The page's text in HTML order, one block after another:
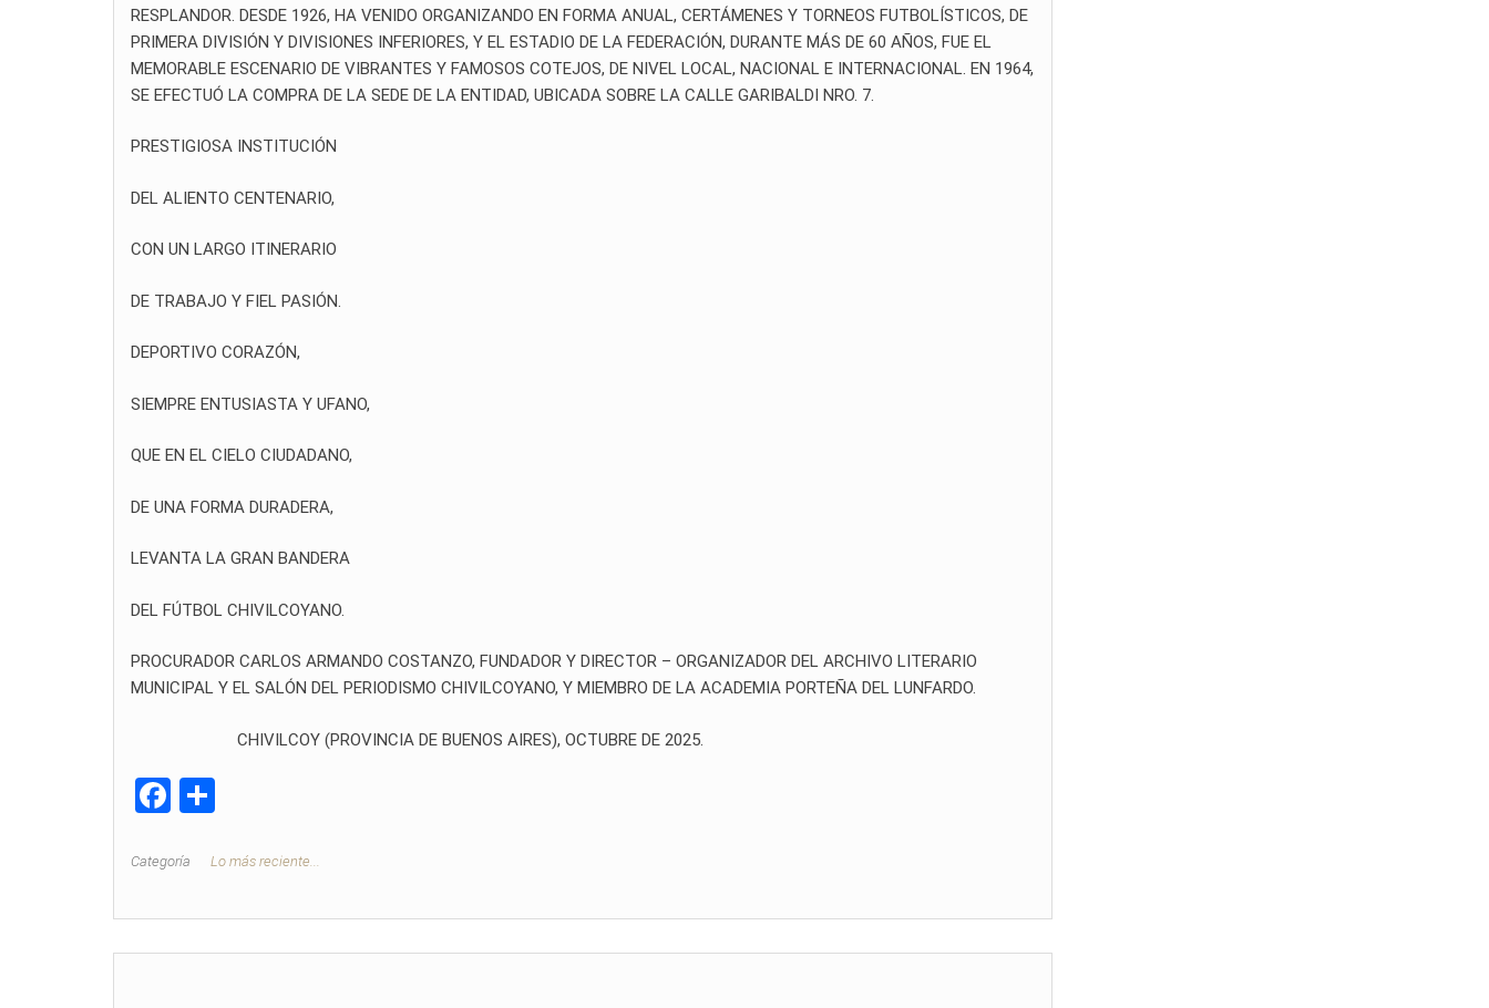
RESPLANDOR. DESDE 1926, HA VENIDO ORGANIZANDO EN FORMA ANUAL, CERTÁMENES Y TORNEOS FUTBOLÍSTICOS, DE
PRIMERA DIVISIÓN Y DIVISIONES INFERIORES, Y EL ESTADIO DE LA FEDERACIÓN, DURANTE MÁS DE 60 AÑOS, FUE EL
MEMORABLE ESCENARIO DE VIBRANTES Y FAMOSOS COTEJOS, DE NIVEL LOCAL, NACIONAL E INTERNACIONAL. EN 1964,
SE EFECTUÓ LA COMPRA DE LA SEDE DE LA ENTIDAD, UBICADA SOBRE LA CALLE GARIBALDI NRO. 7.
PRESTIGIOSA INSTITUCIÓN
DEL ALIENTO CENTENARIO,
CON UN LARGO ITINERARIO
DE TRABAJO Y FIEL PASIÓN.
DEPORTIVO CORAZÓN,
SIEMPRE ENTUSIASTA Y UFANO,
QUE EN EL CIELO CIUDADANO,
DE UNA FORMA DURADERA,
LEVANTA LA GRAN BANDERA
DEL FÚTBOL CHIVILCOYANO.
PROCURADOR CARLOS ARMANDO COSTANZO, FUNDADOR Y DIRECTOR – ORGANIZADOR DEL ARCHIVO LITERARIO
MUNICIPAL Y EL SALÓN DEL PERIODISMO CHIVILCOYANO, Y MIEMBRO DE LA ACADEMIA PORTEÑA DEL LUNFARDO.
CHIVILCOY (PROVINCIA DE BUENOS AIRES), OCTUBRE DE 2025.
F
ce
m
Categoría Lo más reciente...